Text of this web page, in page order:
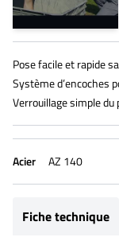
Pose facile et rapide
Système d’encoches
Verrouillage simple
Acier AZ 140
Fiche technique